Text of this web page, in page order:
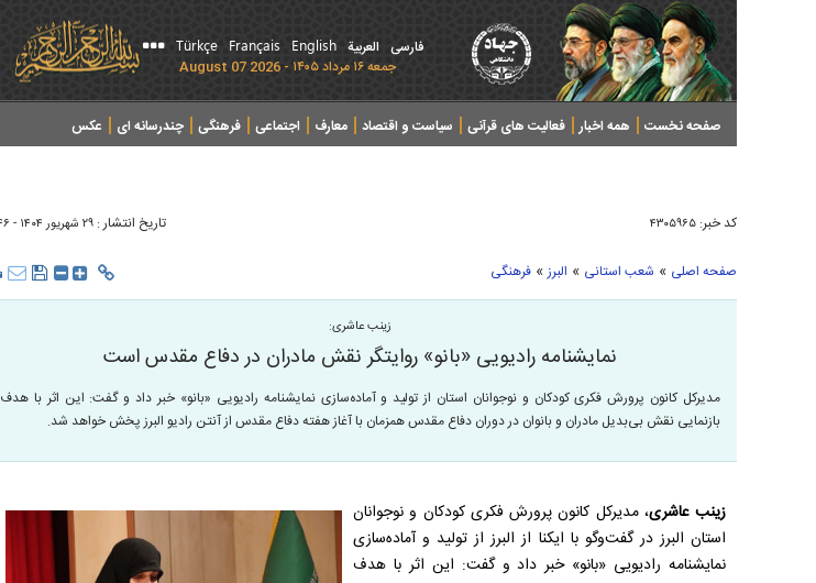
فارسی العربیة English
Français
Türkçe
جمعه ۱۶ مرداد ۱۴۰۵ - 2026 August 07
صفحه نخست همه اخبار فعالیت های قرآنی سیاست و اقتصاد معارف اجتماعی فرهنگی چندرسانه ای عکس
کد خبر: ۴۳۰۵۹۶۵ تاریخ انتشار : ۲۹ شهريور ۱۴۰۴ - ۱۲:۴۶
صفحه اصلی » شعب استانی » البرز» فرهنگی
زینب عاشری:
نمایشنامه رادیویی «بانو» روایتگر نقش مادران در دفاع مقدس است
مدیرکل کانون پرورش فکری کودکان و نوجوانان استان از تولید و آماده‌سازی نمایشنامه رادیویی «بانو» خبر داد و گفت: این اثر با هدف
بازنمایی نقش بی‌بدیل مادران و بانوان در دوران دفاع مقدس همزمان با آغاز هفته دفاع مقدس از آنتن رادیو البرز پخش خواهد شد.
زینب عاشری، مدیرکل کانون پرورش فکری کودکان و نوجوانان
استان البرز در گفت‌وگو با ایکنا از البرز از تولید و آماده‌سازی
نمایشنامه رادیویی «بانو» خبر داد و گفت: این اثر با هدف